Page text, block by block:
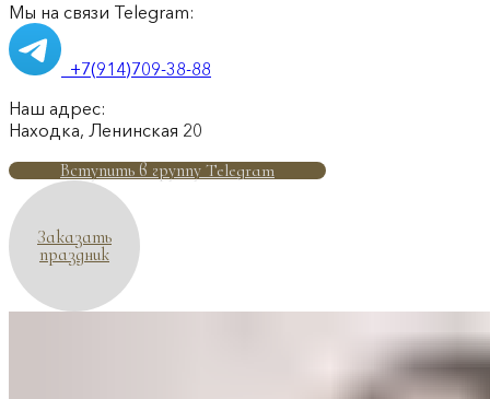
Мы на связи Telegram:
+7(914)709-38-88
Наш адрес:
Находка, Ленинская 20
Вступить в группу Telegram
Заказать
праздник